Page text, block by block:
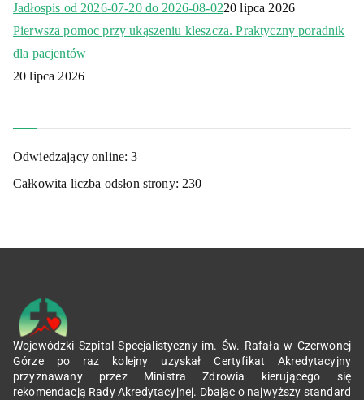
Jadłospis od 2026-07-20 do 2026-08-0220 lipca 2026
Pierwsza pomoc przy ukąszeniu kleszcza. Praktyczny poradnik
dla pacjentów
20 lipca 2026
Odwiedzający online:3
Całkowita liczba odsłon strony: 230
Wojewódzki Szpital Specjalistyczny im. Św. Rafała w Czerwonej
Górze po raz kolejny uzyskał Certyfikat Akredytacyjny
przyznawany przez Ministra Zdrowia kierującego się
rekomendacją Rady Akredytacyjnej. Dbając o najwyższy standard